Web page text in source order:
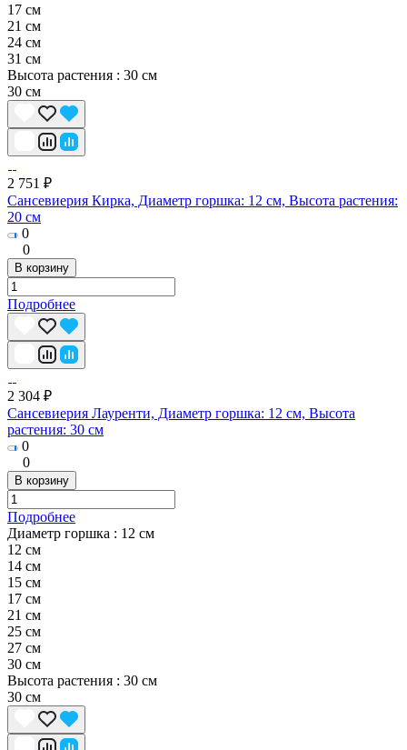
17 см
21 см
24 см
31 см
Высота растения : 30 см
30 см
2 751 ₽
Сансевиерия Кирка, Диаметр горшка: 12 см, Высота растения:
20 см
0
0
В корзину
Подробнее
2 304 ₽
Сансевиерия Лауренти, Диаметр горшка: 12 см, Высота
растения: 30 см
0
0
В корзину
Подробнее
Диаметр горшка : 12 см
12 см
14 см
15 см
17 см
21 см
25 cм
27 cм
30 см
Высота растения : 30 см
30 см